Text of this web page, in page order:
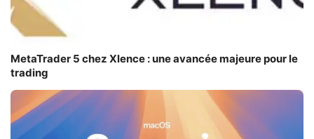
MetaTrader 5 chez Xlence : une avancée majeure pour le
trading